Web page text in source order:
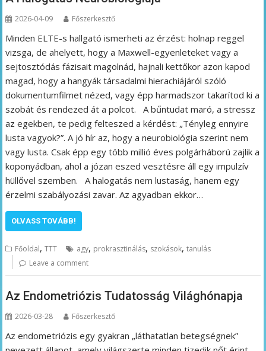
2026-04-09 Főszerkesztő
Minden ELTE-s hallgató ismerheti az érzést: holnap reggel
vizsga, de ahelyett, hogy a Maxwell-egyenleteket vagy a
sejtosztódás fázisait magolnád, hajnali kettőkor azon kapod
magad, hogy a hangyák társadalmi hierachiájáról szóló
dokumentumfilmet nézed, vagy épp harmadszor takarítod ki a
szobát és rendezed át a polcot. A bűntudat maró, a stressz
az egekben, te pedig felteszed a kérdést: „Tényleg ennyire
lusta vagyok?”. A jó hír az, hogy a neurobiológia szerint nem
vagy lusta. Csak épp egy több millió éves polgárháború zajlik a
koponyádban, ahol a józan eszed vesztésre áll egy impulzív
hüllővel szemben. A halogatás nem lustaság, hanem egy
érzelmi szabályozási zavar. Az agyadban ekkor…
OLVASS TOVÁBB!
Főoldal,TTT agy, prokrasztinálás, szokások,tanulás
Leave a comment
Az Endometriózis Tudatosság Világhónapja
2026-03-28 Főszerkesztő
Az endometriózis egy gyakran „láthatatlan betegségnek”